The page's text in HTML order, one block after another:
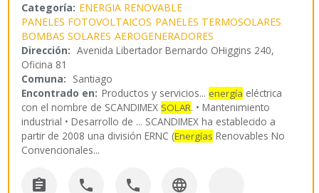
Categoría: ENERGIA RENOVABLE
PANELES FOTOVOLTAICOS PANELES TERMOSOLARES
BOMBAS SOLARES AEROGENERADORES
Dirección: Avenida Libertador Bernardo OHiggins 240,
Oficina 81
Comuna: Santiago
Encontrado en: Productos y servicios... energía eléctrica
con el nombre de SCANDIMEX SOLAR. • Mantenimiento
industrial • Desarrollo de ... SCANDIMEX ha establecido a
partir de 2008 una división ERNC (Energías Renovables No
Convencionales...
   